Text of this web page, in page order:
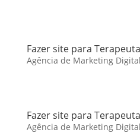
Fazer site para
Agência de Marketing
Fazer site para
Agência de Marketing